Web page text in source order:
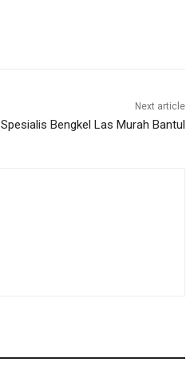
Next article
Spesialis Bengkel Las Murah Bantul